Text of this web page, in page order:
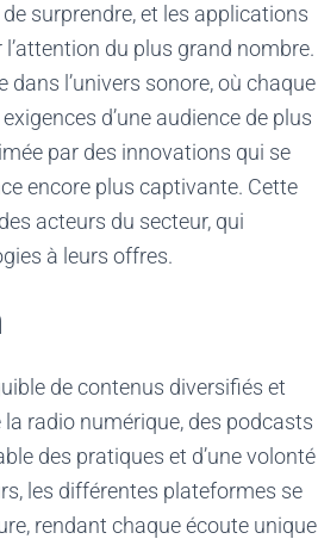
surprendre, et les applications
du plus grand nombre.
l’univers sonore, où chaque
d’une audience de plus
par des innovations qui se
encore plus captivante. Cette
acteurs du secteur, qui
à leurs offres.
de contenus diversifiés et
la radio numérique, des podcasts
des pratiques et d’une volonté
les différentes plateformes se
rendant chaque écoute unique